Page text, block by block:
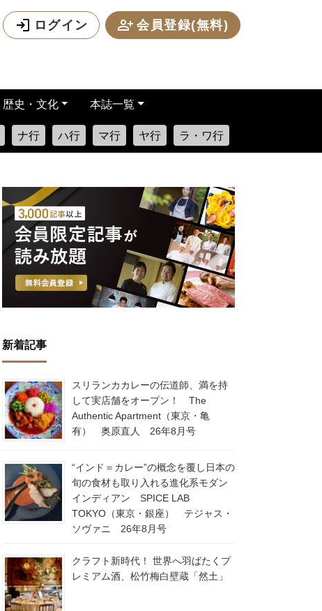
ログイン 会員登録(無料)
歴史・文化 本誌一覧
ナ行 ハ行 マ行 ヤ行 ラ・ワ行
新着記事
スリランカカレーの伝道師、満を持
して実店舗をオープン！ The
Authentic Apartment（東京・亀
有） 奥原直人 26年8月号
“インド＝カレー”の概念を覆し日本の
旬の食材も取り入れる進化系モダン
インディアン SPICE LAB
TOKYO（東京・銀座） テジャス・
ソヴァニ 26年8月号
クラフト新時代！ 世界へ羽ばたくプ
レミアム酒、松竹梅白壁蔵「然土」